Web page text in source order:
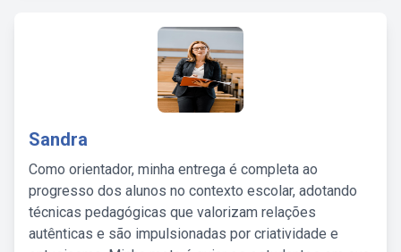
Sandra
Como orientador, minha entrega é completa ao
progresso dos alunos no contexto escolar, adotando
técnicas pedagógicas que valorizam relações
autênticas e são impulsionadas por criatividade e